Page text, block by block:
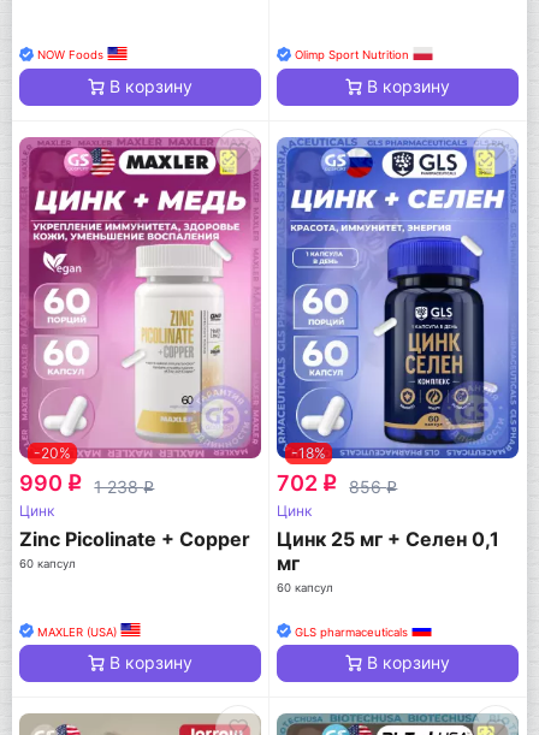
NOW Foods
В корзину
Olimp Sport Nutrition
В корзину
-20%
990 q 1 238q
Цинк
Zinc Picolinate + Copper
60 капсул
MAXLER (USA)
В корзину
-18%
702 q 856q
Цинк
Цинк 25 мг + Селен 0,1
мг
60 капсул
GLS pharmaceuticals
В корзину